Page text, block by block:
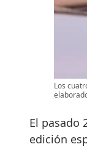
Los
El pasado
edición